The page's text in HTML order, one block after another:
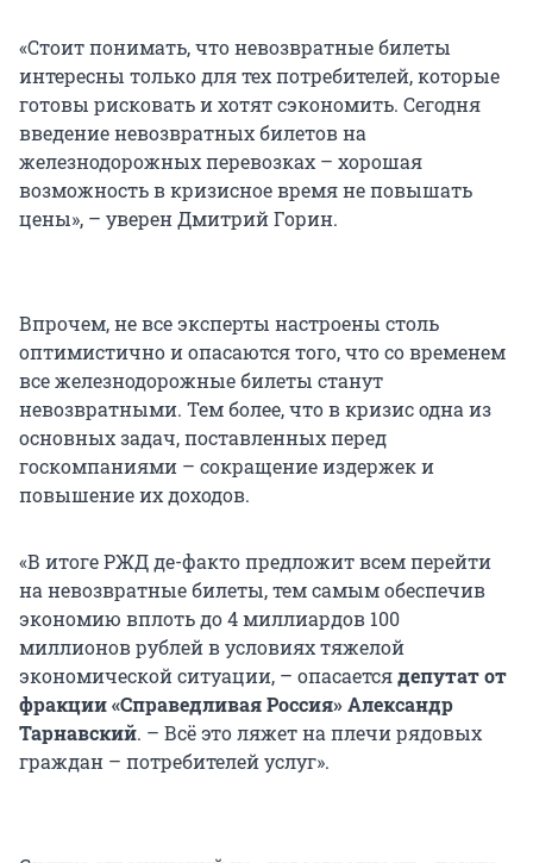
«Стоит понимать, что невозвратные билеты
интересны только для тех потребителей, которые
готовы рисковать и хотят сэкономить. Сегодня
введение невозвратных билетов на
железнодорожных перевозках – хорошая
возможность в кризисное время не повышать
цены», – уверен Дмитрий Горин.
Впрочем, не все эксперты настроены столь
оптимистично и опасаются того, что со временем
все железнодорожные билеты станут
невозвратными. Тем более, что в кризис одна из
основных задач, поставленных перед
госкомпаниями – сокращение издержек и
повышение их доходов.
«В итоге РЖД де-факто предложит всем перейти
на невозвратные билеты, тем самым обеспечив
экономию вплоть до 4 миллиардов 100
миллионов рублей в условиях тяжелой
экономической ситуации, – опасаетсядепутат от
фракции «Справедливая Россия» Александр
Тарнавский. – Всё это ляжет на плечи рядовых
граждан – потребителей услуг».